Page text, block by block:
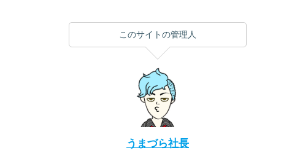
このサイトの管理人
うまづら社長